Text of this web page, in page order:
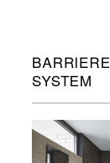
SYSTEM